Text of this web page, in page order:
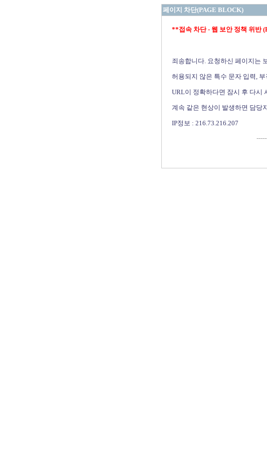
페이지 차단(PAGE BLOCK)
**접속 차단 - 웹 보안 정책 위반
죄송합니다. 요청하신 페이지는
허용되지 않은 특수 문자 입력,
URL이 정확하다면 잠시 후 다시
계속 같은 현상이 발생하면 담당
IP정보 : 216.73.216.207